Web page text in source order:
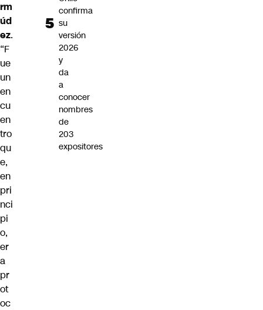
rm
úd
ez.
“F
ue
un
en
cu
en
tro
qu
e,
en
pri
nci
pi
o,
er
a
pr
ot
oc
confirma
su
versión
2026
y
da
a
conocer
nombres
de
203
expositores